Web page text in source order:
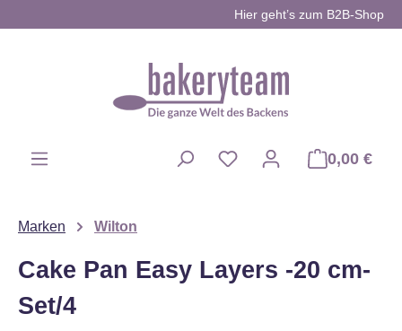
Hier geht’s zum B2B-Shop
0,00 €
Marken Wilton
Cake Pan Easy Layers -20 cm-
Set/4